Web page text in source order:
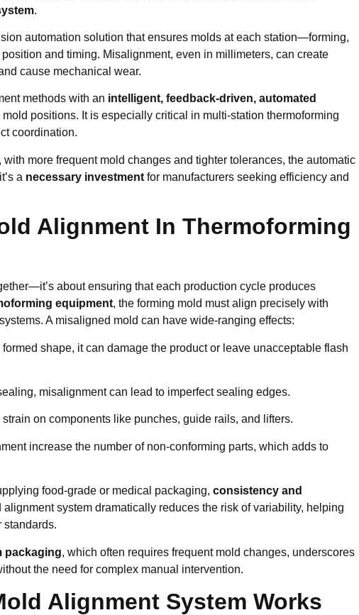
.
automation solution that ensures molds at each station—forming,
and timing. Misalignment, even in millimeters, can create
cause mechanical wear.
methods with an intelligent, feedback-driven, automated
positions. It is especially critical in multi-station thermoforming
coordination.
more frequent mold changes and tighter tolerances, the automatic
a necessary investment for manufacturers seeking efficiency and
Alignment In Thermoforming
about ensuring that each production cycle produces
equipment, the forming mold must align precisely with
A misaligned mold can have wide-ranging effects:
formed shape, it can damage the product or leave unacceptable flash
misalignment can lead to imperfect sealing edges.
on components like punches, guide rails, and lifters.
increase the number of non-conforming parts, which adds to
food-grade or medical packaging, consistency and
system dramatically reduces the risk of variability, helping
standards.
packaging, which often requires frequent mold changes, underscores
the need for complex manual intervention.
Alignment System Works